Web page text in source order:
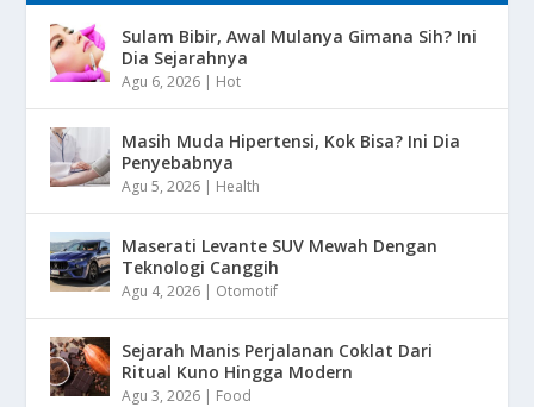
Sulam Bibir, Awal Mulanya Gimana Sih? Ini
Dia Sejarahnya
Agu 6, 2026 | Hot
Masih Muda Hipertensi, Kok Bisa? Ini Dia
Penyebabnya
Agu 5, 2026 | Health
Maserati Levante SUV Mewah Dengan
Teknologi Canggih
Agu 4, 2026 | Otomotif
Sejarah Manis Perjalanan Coklat Dari
Ritual Kuno Hingga Modern
Agu 3, 2026 | Food